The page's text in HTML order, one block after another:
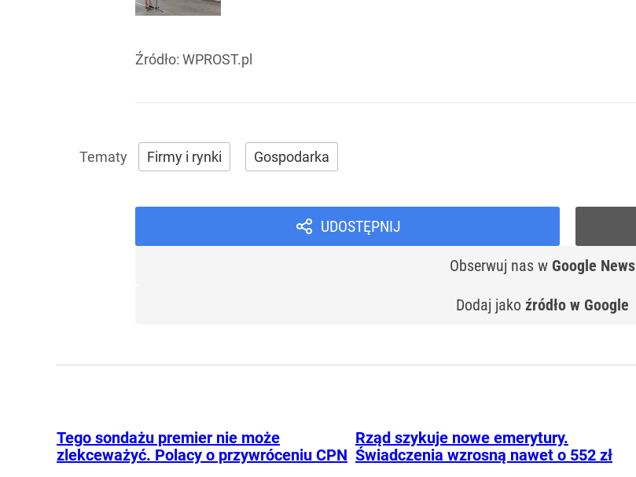
Źródło: WPROST.pl
Firmy i rynki Gospodarka
UDOSTĘPNIJ
Obserwuj nas w Google News
Dodaj jako źródło w Google
Tego sondażu premier nie może
zlekceważyć. Polacy o przywróceniu CPN
Rząd szykuje nowe emerytury.
Świadczenia wzrosną nawet o 552 zł